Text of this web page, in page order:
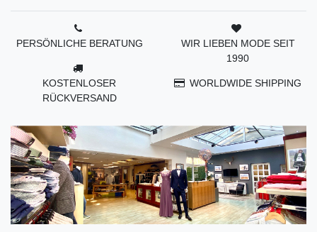
PERSÖNLICHE BERATUNG
KOSTENLOSER
RÜCKVERSAND
WIR LIEBEN MODE SEIT
1990
WORLDWIDE SHIPPING